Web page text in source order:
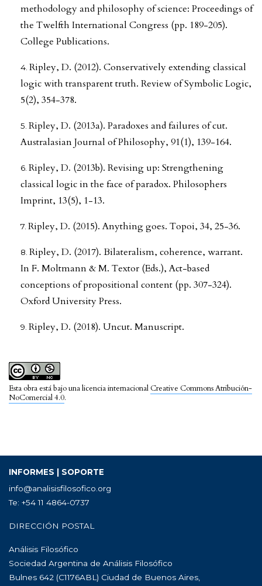
Esta obra está bajo una licencia internacional Creative Commons Atribución-
NoComercial 4.0.
methodology and philosophy of science: Proceedings of
the Twelfth International Congress (pp. 189-205).
College Publications.
Ripley, D. (2012). Conservatively extending classical
logic with transparent truth. Review of Symbolic Logic,
5(2), 354-378.
Ripley, D. (2013a). Paradoxes and failures of cut.
Australasian Journal of Philosophy, 91(1), 139-164.
Ripley, D. (2013b). Revising up: Strengthening
classical logic in the face of paradox. Philosophers
Imprint, 13(5), 1-13.
Ripley, D. (2015). Anything goes. Topoi, 34, 25-36.
Ripley, D. (2017). Bilateralism, coherence, warrant.
In F. Moltmann & M. Textor (Eds.), Act-based
conceptions of propositional content (pp. 307-324).
Oxford University Press.
Ripley, D. (2018). Uncut. Manuscript.
INFORMES | SOPORTE
info@analisisfilosofico.org
Te: +54 11 4864-0737
DIRECCIÓN POSTAL
Análisis Filosófico
Sociedad Argentina de Análisis Filosófico
Bulnes 642 (C1176ABL) Ciudad de Buenos Aires,